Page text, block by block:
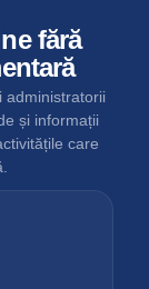
fără
administratorii
și informații
care